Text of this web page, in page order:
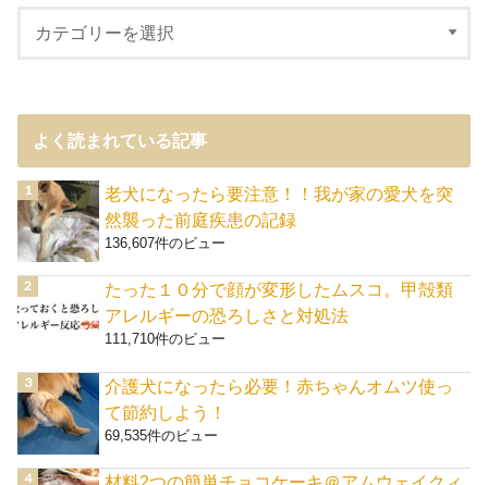
よく読まれている記事
老犬になったら要注意！！我が家の愛犬を突
然襲った前庭疾患の記録
136,607件のビュー
たった１０分で顔が変形したムスコ。甲殻類
アレルギーの恐ろしさと対処法
111,710件のビュー
介護犬になったら必要！赤ちゃんオムツ使っ
て節約しよう！
69,535件のビュー